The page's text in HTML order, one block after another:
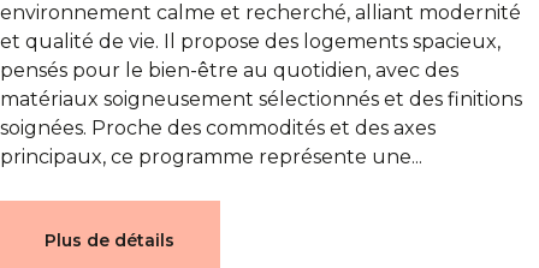
Blog
Contact
Estimation
environnement calme et recherché, alliant modernité
et qualité de vie. Il propose des logements spacieux,
pensés pour le bien-être au quotidien, avec des
matériaux soigneusement sélectionnés et des finitions
soignées. Proche des commodités et des axes
principaux, ce programme représente une...
Plus de détails